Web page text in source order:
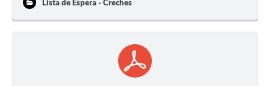
Lista de Espera - Creches